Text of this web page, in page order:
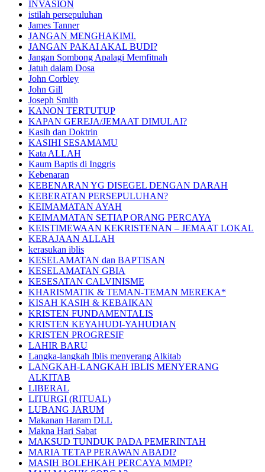
INVASION
istilah persepuluhan
James Tanner
JANGAN MENGHAKIMI.
JANGAN PAKAI AKAL BUDI?
Jangan Sombong Apalagi Memfitnah
Jatuh dalam Dosa
John Corbley
John Gill
Joseph Smith
KANON TERTUTUP
KAPAN GEREJA/JEMAAT DIMULAI?
Kasih dan Doktrin
KASIHI SESAMAMU
Kata ALLAH
Kaum Baptis di Inggris
Kebenaran
KEBENARAN YG DISEGEL DENGAN DARAH
KEBERATAN PERSEPULUHAN?
KEIMAMATAN AYAH
KEIMAMATAN SETIAP ORANG PERCAYA
KEISTIMEWAAN KEKRISTENAN – JEMAAT LOKAL
KERAJAAN ALLAH
kerasukan iblis
KESELAMATAN dan BAPTISAN
KESELAMATAN GBIA
KESESATAN CALVINISME
KHARISMATIK & TEMAN-TEMAN MEREKA*
KISAH KASIH & KEBAIKAN
KRISTEN FUNDAMENTALIS
KRISTEN KEYAHUDI-YAHUDIAN
KRISTEN PROGRESIF
LAHIR BARU
Langka-langkah Iblis menyerang Alkitab
LANGKAH-LANGKAH IBLIS MENYERANG
ALKITAB
LIBERAL
LITURGI (RITUAL)
LUBANG JARUM
Makanan Haram DLL
Makna Hari Sabat
MAKSUD TUNDUK PADA PEMERINTAH
MARIA TETAP PERAWAN ABADI?
MASIH BOLEHKAH PERCAYA MMPI?